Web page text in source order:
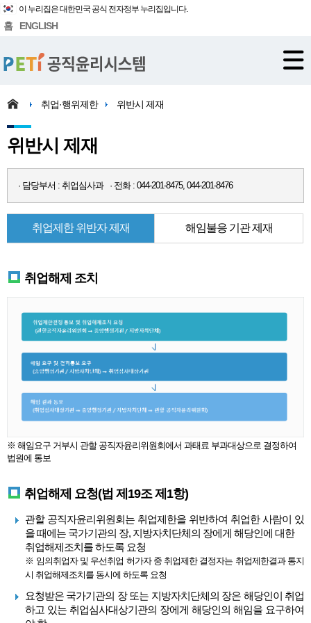
이 누리집은 대한민국 공식 전자정부 누리집입니다.
홈 ENGLISH
취업·행위제한 위반시 제재
위반시 제재
· 담당부서 : 취업심사과 · 전화 : 044-201-8475, 044-201-8476
취업제한 위반자 제재 해임불응 기관 제재
취업해제 조치
※ 해임요구 거부시 관할 공직자윤리위원회에서 과태료 부과대상으로 결정하여
법원에 통보
취업해제 요청(법 제19조 제1항)
관할 공직자윤리위원회는 취업제한을 위반하여 취업한 사람이 있
을 때에는 국가기관의 장, 지방자치단체의 장에게 해당인에 대한
취업해제조치를 하도록 요청
※ 임의취업자 및 우선취업 허가자 중 취업제한 결정자는 취업제한결과 통지
시 취업해제조치를 동시에 하도록 요청
요청받은 국가기관의 장 또는 지방자치단체의 장은 해당인이 취업
하고 있는 취업심사대상기관의 장에게 해당인의 해임을 요구하여